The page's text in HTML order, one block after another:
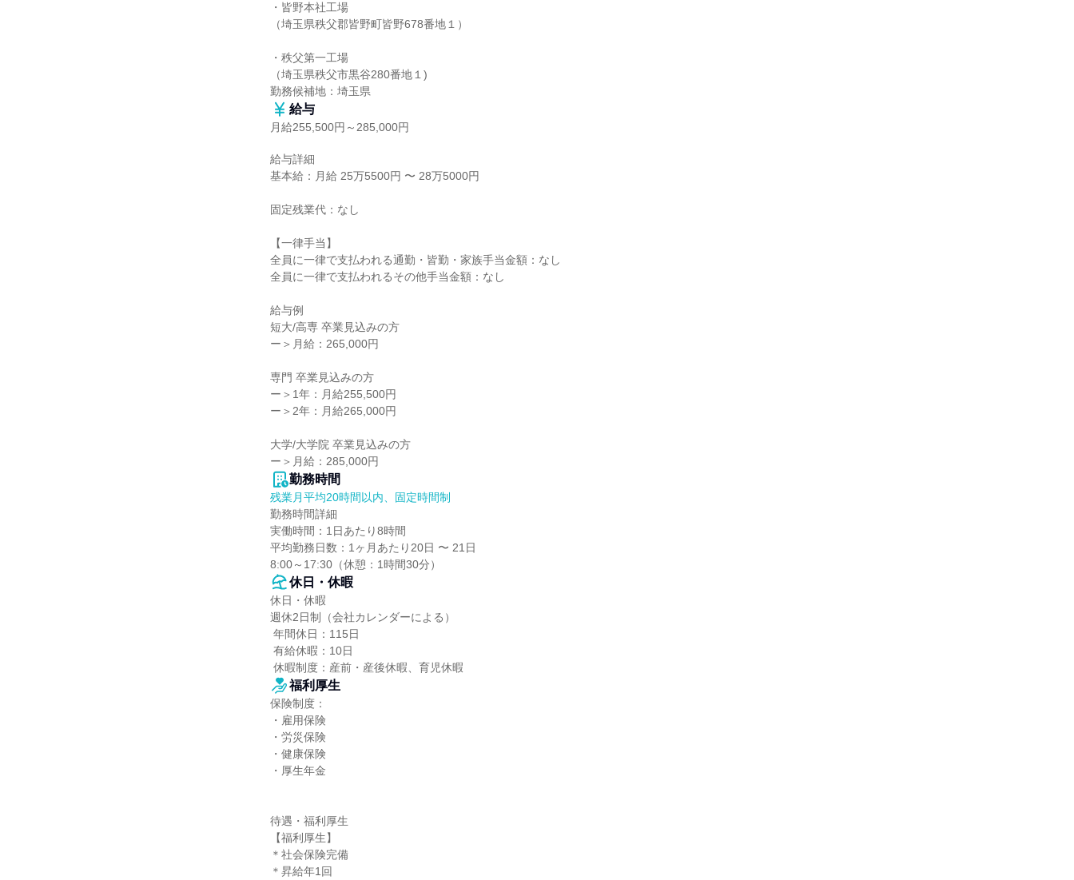
・皆野本社工場
（埼玉県秩父郡皆野町皆野678番地１）
・秩父第一工場
（埼玉県秩父市黒谷280番地１)
勤務候補地：埼玉県
給与
月給255,500円～285,000円
給与詳細
基本給：月給 25万5500円 〜 28万5000円
固定残業代：なし
【一律手当】
全員に一律で支払われる通勤・皆勤・家族手当金額：なし
全員に一律で支払われるその他手当金額：なし
給与例
短大/高専 卒業見込みの方
ー＞月給：265,000円
専門 卒業見込みの方
ー＞1年：月給255,500円
ー＞2年：月給265,000円
大学/大学院 卒業見込みの方
ー＞月給：285,000円
勤務時間
残業月平均20時間以内、固定時間制
勤務時間詳細
実働時間：1日あたり8時間
平均勤務日数：1ヶ月あたり20日 〜 21日
8:00～17:30（休憩：1時間30分）
休日・休暇
休日・休暇
週休2日制（会社カレンダーによる）
休暇制度：産前・産後休暇、育児休暇
福利厚生
保険制度：
・雇用保険
・労災保険
・健康保険
・厚生年金
待遇・福利厚生
【福利厚生】
＊社会保険完備
＊昇給年1回